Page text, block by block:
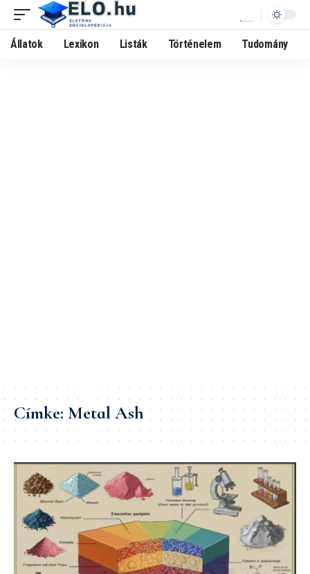
Állatok Lexikon Listák Történelem Tudomány
Címke:Metal Ash